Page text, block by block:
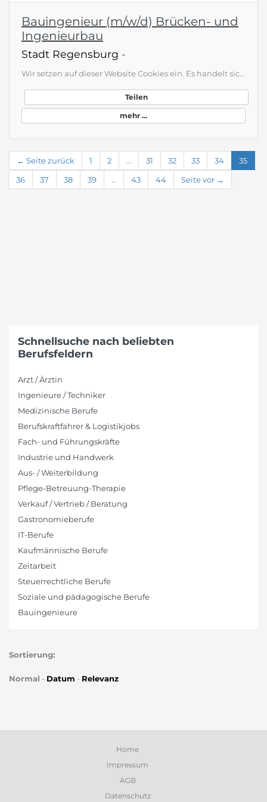
Bauingenieur (m/w/d) Brücken- und
Ingenieurbau
Stadt Regensburg -
Wir setzen auf dieser Website Cookies ein. Es handelt sich bei den verwendeten Cookies um sogenannte "technisch notwendige Cookies", welche keine aktive Einwilligung des Benutzers erfordern. Weitere Informationen finden Sie in unserer Datenschutzerklärung. &gt; zurück zur Übersicht Bauingenieur /-in (m/w/d) Abteilung Brücken- und Ingenieurbau Stellen-Nr. 65-26:3859 Datum: 28.05.2026 Gemeinsam mit der Stadt Regensburg die Zukunft gestalten! Wir suchen für das Tiefbauamt, Abteilung Brücken- und Inge…
Teilen
mehr ...
← Seite zurück 1 2 … 31 32 33 34
35
36
37 38 39 … 43 44 Seite vor →
Schnellsuche nach beliebten
Berufsfeldern
Arzt / Ärztin
Ingenieure / Techniker
Medizinische Berufe
Berufskraftfahrer & Logistikjobs
Fach- und Führungskräfte
Industrie und Handwerk
Aus- / Weiterbildung
Pflege-Betreuung-Therapie
Verkauf / Vertrieb / Beratung
Gastronomieberufe
IT-Berufe
Kaufmännische Berufe
Zeitarbeit
Steuerrechtliche Berufe
Soziale und pädagogische Berufe
Bauingenieure
Sortierung:
Normal - Datum - Relevanz
Home
Impressum
AGB
Datenschutz